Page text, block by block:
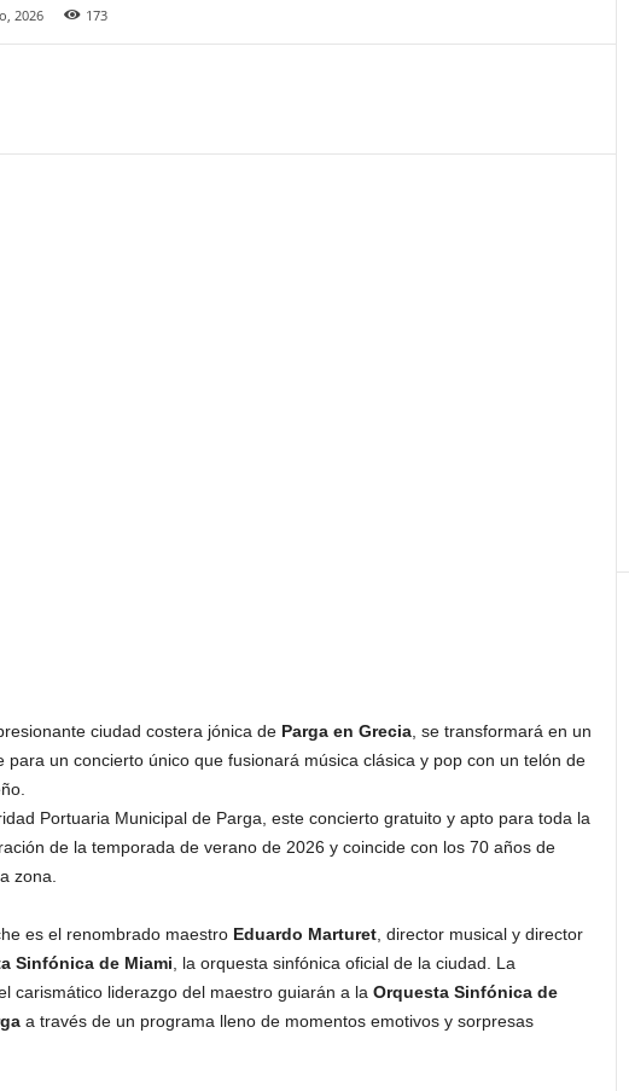
2026 173
ciudad costera jónica de Parga en Grecia, se transformará en un
para un concierto único que fusionará música clásica y pop con un telón de
Portuaria Municipal de Parga, este concierto gratuito y apto para toda la
de la temporada de verano de 2026 y coincide con los 70 años de
zona.
es el renombrado maestro Eduardo Marturet, director musical y director
Sinfónica de Miami , la orquesta sinfónica oficial de la ciudad. La
carismático liderazgo del maestro guiarán a la Orquesta Sinfónica de
a través de un programa lleno de momentos emotivos y sorpresas